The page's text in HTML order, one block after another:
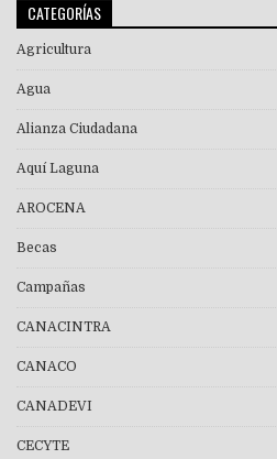
CATEGORÍAS
Agricultura
Agua
Alianza Ciudadana
Aquí Laguna
AROCENA
Becas
Campañas
CANACINTRA
CANACO
CANADEVI
CECYTE